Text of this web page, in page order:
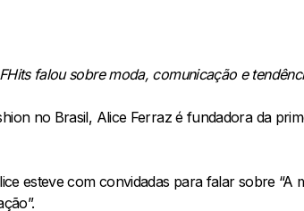
falou sobre moda, comunicação e
no Brasil, Alice Ferraz é fundadora da
esteve com convidadas para falar sobre “A